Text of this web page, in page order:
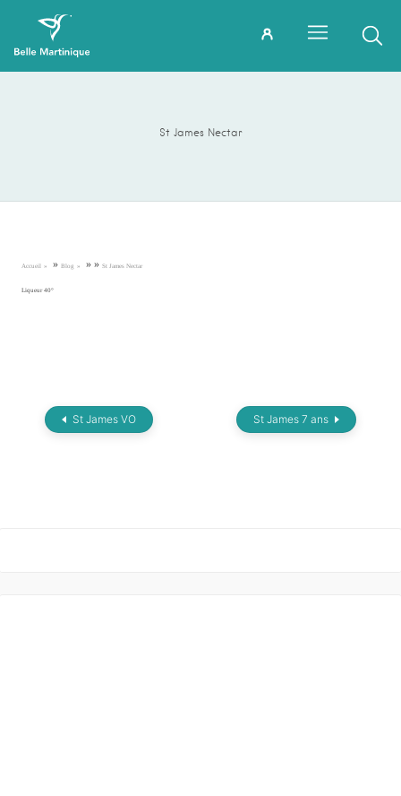
St James Nectar
Accueil » Blog » » St James Nectar
Liqueur 40°
St James VO St James 7 ans